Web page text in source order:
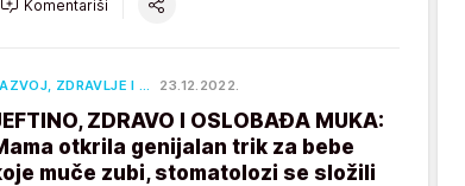
Komentariši
ZDRAVLJE I … 23.12.2022.
ZDRAVO I OSLOBAĐA MUKA:
otkrila genijalan trik za bebe
muče zubi, stomatolozi se složili